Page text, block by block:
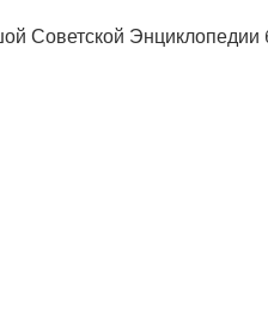
Советской Энциклопедии